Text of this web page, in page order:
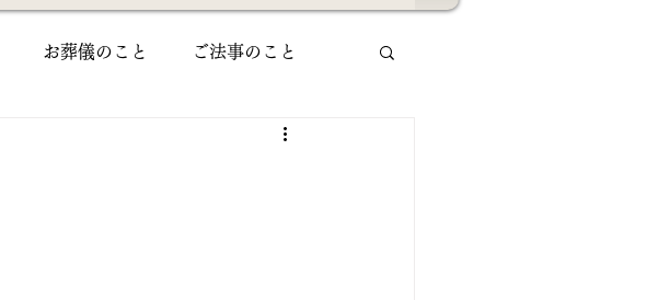
お葬儀のこと ご法事のこと